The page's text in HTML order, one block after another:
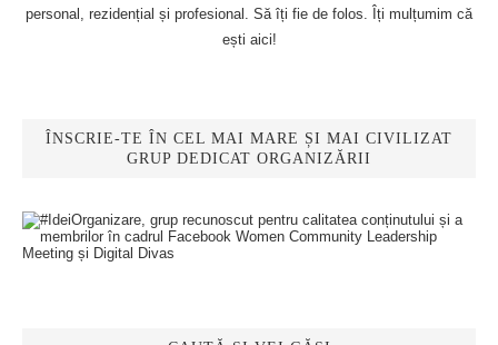
personal, rezidențial și profesional. Să îți fie de folos. Îți mulțumim că
ești aici!
ÎNSCRIE-TE ÎN CEL MAI MARE ȘI MAI CIVILIZAT
GRUP DEDICAT ORGANIZĂRII